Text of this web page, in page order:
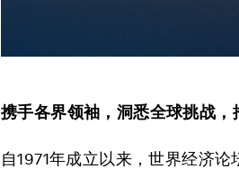
携手各界领袖，洞悉全球挑战，
自1971年成立以来，世界经济